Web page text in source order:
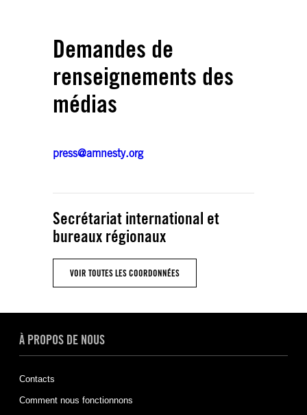
Demandes de
renseignements des
médias
press@amnesty.org
Secrétariat international et
bureaux régionaux
VOIR TOUTES LES COORDONNÉES
À PROPOS DE NOUS
Contacts
Comment nous fonctionnons